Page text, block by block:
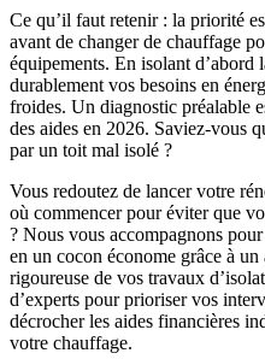
Ce qu’il faut retenir : la priorité
avant de changer de chauffage
équipements. En isolant d’abord
durablement vos besoins en
froides. Un diagnostic préalable
des aides en 2026. Saviez-vous
par un toit mal isolé ?
Vous redoutez de lancer votre
où commencer pour éviter que
? Nous vous accompagnons
en un cocon économe grâce à
rigoureuse de vos travaux
d’experts pour prioriser vos
décrocher les aides financières
votre chauffage.